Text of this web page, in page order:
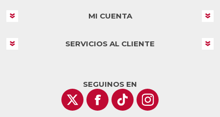
MI CUENTA
SERVICIOS AL CLIENTE
SEGUINOS EN